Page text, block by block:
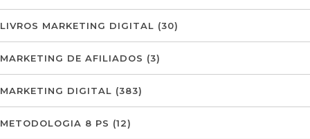
LIVROS MARKETING DIGITAL (30)
MARKETING DE AFILIADOS (3)
MARKETING DIGITAL (383)
METODOLOGIA 8 PS (12)